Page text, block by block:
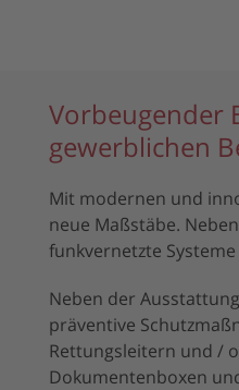
Vorbeugender
gewerblichen
Mit modernen und
neue Maßstäbe.
funkvernetzte
Neben der
präventive
Rettungsleitern und /
Dokumentenboxen